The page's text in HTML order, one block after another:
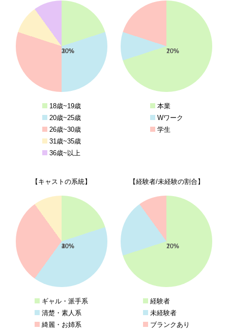
20%
30%
30%
10%
10%
18歳~19歳
20歳~25歳
26歳~30歳
31歳~35歳
36歳~以上
70%
10%
20%
本業
Wワーク
学生
【キャストの系統】
20%
40%
30%
10%
ギャル・派手系
清楚・素人系
綺麗・お姉系
【経験者/未経験の割合】
70%
20%
10%
経験者
未経験者
ブランクあり